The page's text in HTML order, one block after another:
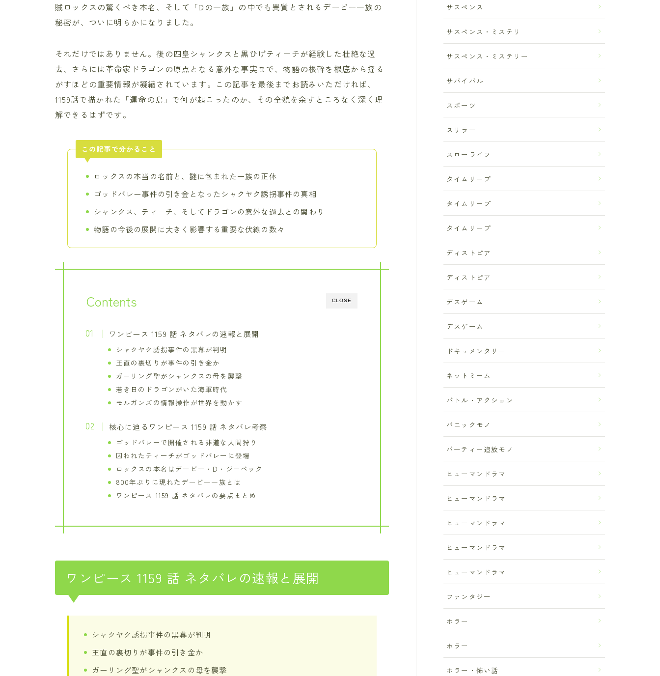
賊ロックスの驚くべき本名、そして「Dの一族」の中でも異質とされるデービー一族の
秘密が、ついに明らかになりました。
それだけではありません。後の四皇シャンクスと黒ひげティーチが経験した壮絶な過
去、さらには革命家ドラゴンの原点となる意外な事実まで、物語の根幹を根底から揺る
がすほどの重要情報が凝縮されています。この記事を最後までお読みいただければ、
1159話で描かれた「運命の島」で何が起こったのか、その全貌を余すところなく深く理
解できるはずです。
この記事で分かること
ロックスの本当の名前と、謎に包まれた一族の正体
ゴッドバレー事件の引き金となったシャクヤク誘拐事件の真相
シャンクス、ティーチ、そしてドラゴンの意外な過去との関わり
物語の今後の展開に大きく影響する重要な伏線の数々
CLOSE
Contents
ワンピース 1159 話 ネタバレの速報と展開
シャクヤク誘拐事件の黒幕が判明
王直の裏切りが事件の引き金か
ガーリング聖がシャンクスの母を襲撃
若き日のドラゴンがいた海軍時代
モルガンズの情報操作が世界を動かす
核心に迫るワンピース 1159 話 ネタバレ考察
ゴッドバレーで開催される非道な人間狩り
囚われたティーチがゴッドバレーに登場
ロックスの本名はデービー・D・ジーベック
800年ぶりに現れたデービー一族とは
ワンピース 1159 話 ネタバレの要点まとめ
ワンピース 1159 話 ネタバレの速報と展開
シャクヤク誘拐事件の黒幕が判明
王直の裏切りが事件の引き金か
ガーリング聖がシャンクスの母を襲撃
サスペンス
サスペンス・ミステリ
サスペンス・ミステリー
サバイバル
スポーツ
スリラー
スローライフ
タイムリープ
タイムリープ
タイムリープ
ディストピア
ディストピア
デスゲーム
デスゲーム
ドキュメンタリー
ネットミーム
バトル・アクション
パニックモノ
パーティー追放モノ
ヒューマンドラマ
ヒューマンドラマ
ヒューマンドラマ
ヒューマンドラマ
ヒューマンドラマ
ファンタジー
ホラー
ホラー
ホラー・怖い話